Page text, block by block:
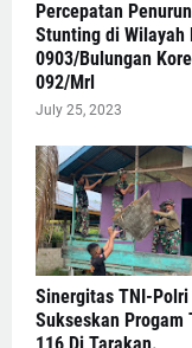
Percepatan
Stunting di Wilayah
0903/Bulungan
092/Mrl
July 25, 2023
Sinergitas TNI-Polri
Sukseskan Progam
116 Di Tarakan.